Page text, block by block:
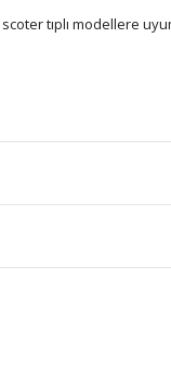
tıplı modellere